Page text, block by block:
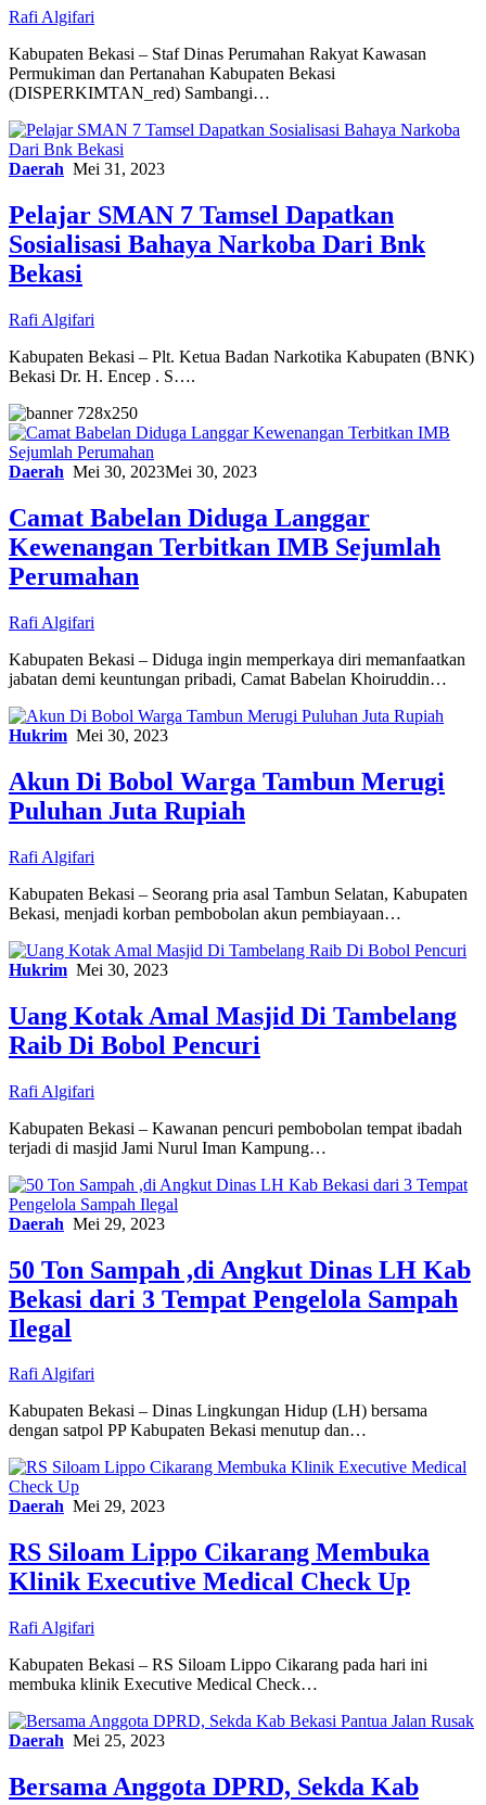
Rafi Algifari
Kabupaten Bekasi – Staf Dinas Perumahan Rakyat Kawasan
Permukiman dan Pertanahan Kabupaten Bekasi
(DISPERKIMTAN_red) Sambangi…
Daerah Mei 31, 2023
Pelajar SMAN 7 Tamsel Dapatkan
Sosialisasi Bahaya Narkoba Dari Bnk
Bekasi
Rafi Algifari
Kabupaten Bekasi – Plt. Ketua Badan Narkotika Kabupaten (BNK)
Bekasi Dr. H. Encep . S….
Daerah Mei 30, 2023Mei 30, 2023
Camat Babelan Diduga Langgar
Kewenangan Terbitkan IMB Sejumlah
Perumahan
Rafi Algifari
Kabupaten Bekasi – Diduga ingin memperkaya diri memanfaatkan
jabatan demi keuntungan pribadi, Camat Babelan Khoiruddin…
Hukrim Mei 30, 2023
Akun Di Bobol Warga Tambun Merugi
Puluhan Juta Rupiah
Rafi Algifari
Kabupaten Bekasi – Seorang pria asal Tambun Selatan, Kabupaten
Bekasi, menjadi korban pembobolan akun pembiayaan…
Hukrim Mei 30, 2023
Uang Kotak Amal Masjid Di Tambelang
Raib Di Bobol Pencuri
Rafi Algifari
Kabupaten Bekasi – Kawanan pencuri pembobolan tempat ibadah
terjadi di masjid Jami Nurul Iman Kampung…
Daerah Mei 29, 2023
50 Ton Sampah ,di Angkut Dinas LH Kab
Bekasi dari 3 Tempat Pengelola Sampah
Ilegal
Rafi Algifari
Kabupaten Bekasi – Dinas Lingkungan Hidup (LH) bersama
dengan satpol PP Kabupaten Bekasi menutup dan…
Daerah Mei 29, 2023
RS Siloam Lippo Cikarang Membuka
Klinik Executive Medical Check Up
Rafi Algifari
Kabupaten Bekasi – RS Siloam Lippo Cikarang pada hari ini
membuka klinik Executive Medical Check…
Daerah Mei 25, 2023
Bersama Anggota DPRD, Sekda Kab